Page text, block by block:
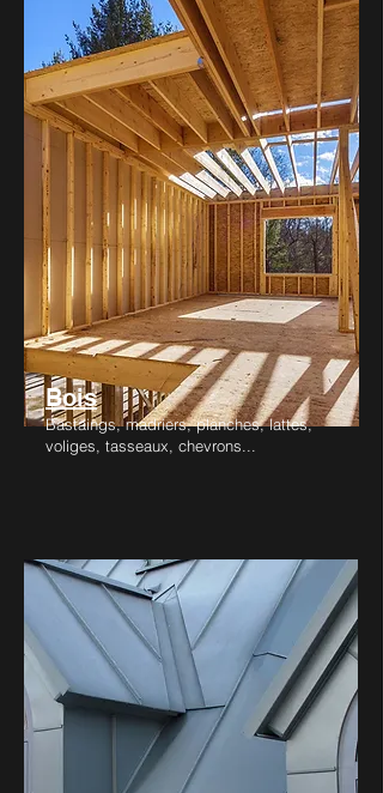
Bois
Bastaings, madriers, planches, lattes,
voliges, tasseaux, chevrons...